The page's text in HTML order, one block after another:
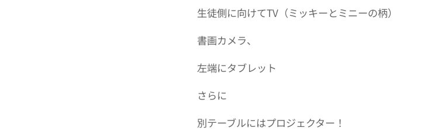
生徒側に向けてTV（ミッキーとミニーの柄）
書画カメラ、
左端にタブレット
さらに
別テーブルにはプロジェクター！